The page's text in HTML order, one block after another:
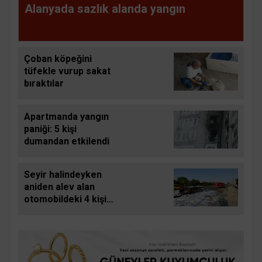
Alanyada sazlık alanda yangın
Çoban köpeğini
tüfekle vurup sakat
bıraktılar
Apartmanda yangın
paniği: 5 kişi
dumandan etkilendi
Seyir halindeyken
aniden alev alan
otomobildeki 4 kişi